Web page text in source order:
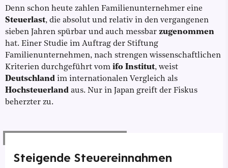
Denn schon heute zahlen Familienunternehmer eine
Steuerlast, die absolut und relativ in den vergangenen
sieben Jahren spürbar und auch messbar zugenommen
hat. Einer Studie im Auftrag der Stiftung
Familienunternehmen, nach strengen wissenschaftlichen
Kriterien durchgeführt vom ifo Institut, weist
Deutschland im internationalen Vergleich als
Hochsteuerland aus. Nur in Japan greift der Fiskus
beherzter zu.
Steigende Steuereinnahmen